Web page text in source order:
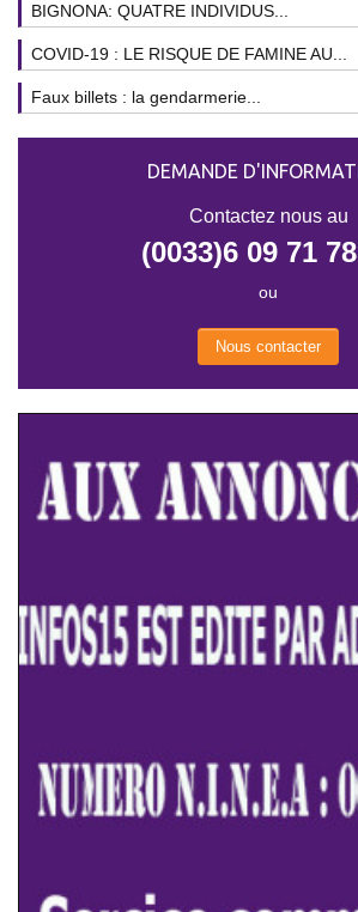
BIGNONA: QUATRE INDIVIDUS...
COVID-19 : LE RISQUE DE FAMINE AU...
Faux billets : la gendarmerie...
DEMANDE
Contactez nous au
(0033)6 09 71
ou
Nous contacter